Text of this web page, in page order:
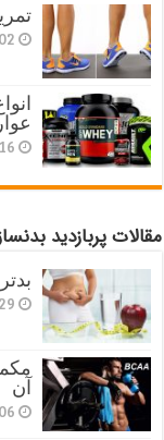
مقالات پربازدید
آن